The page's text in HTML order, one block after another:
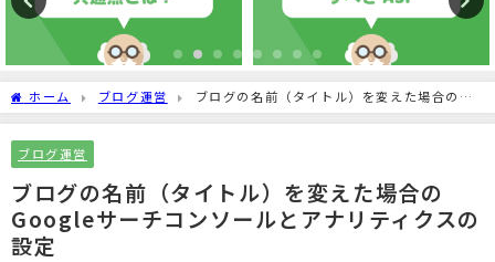
ホーム ブログ運営
ブログの名前（タイトル）を変えた場合の
Googleサーチコンソールとアナリティクスの設定
ブログ運営
ブログの名前（タイトル）を変えた場合の
Googleサーチコンソールとアナリティクスの
設定